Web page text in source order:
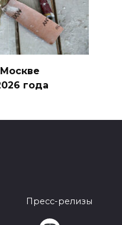
года
Пресс-релизы